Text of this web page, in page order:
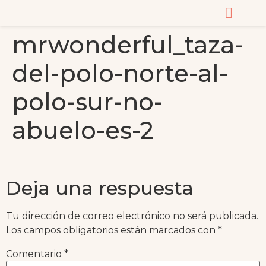
mrwonderful_taza-
del-polo-norte-al-
polo-sur-no-
abuelo-es-2
Deja una respuesta
Tu dirección de correo electrónico no será publicada.
Los campos obligatorios están marcados con *
Comentario *